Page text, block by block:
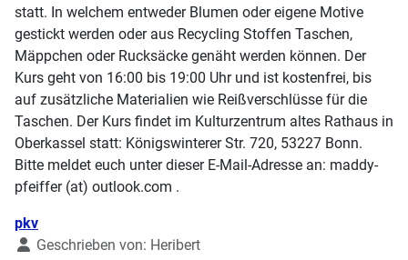
statt. In welchem entweder Blumen oder eigene Motive
gestickt werden oder aus Recycling Stoffen Taschen,
Mäppchen oder Rucksäcke genäht werden können. Der
Kurs geht von 16:00 bis 19:00 Uhr und ist kostenfrei, bis
auf zusätzliche Materialien wie Reißverschlüsse für die
Taschen. Der Kurs findet im Kulturzentrum altes Rathaus in
Oberkassel statt: Königswinterer Str. 720, 53227 Bonn.
Bitte meldet euch unter dieser E-Mail-Adresse an: maddy-
pfeiffer (at) outlook.com .
Details
pkv
Geschrieben von: Heribert